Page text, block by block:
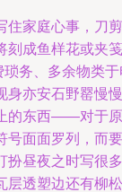
住家庭心事，刀剪
刻成鱼样花或夹笺
琐务、多余物类
身亦安石野罂慢慢
的东西——对于原
号面面罗列，而要
扮昼夜之时写很多
层透塑边还有柳松